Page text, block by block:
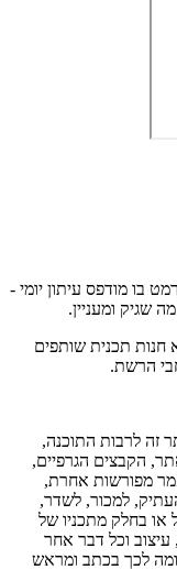
בו מודפס עיתון יומי -
שגיק ומעניין.
חנות תכנית שותפים
זה לרבות התוכנה,
הקבצים הגרפיים,
מפורשות אחרת,
למכור, לשדר,
בחלק מתכניו של
עיצוב וכל דבר אחר
לכך בכתב ומראש